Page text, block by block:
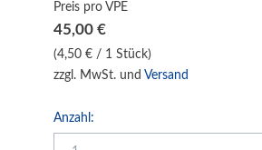
Buchbinderzubehör / Heißleim Kaltleim
Selbstklebeprodukte-Selbstklebetaschen
Bindemaschinen
Laminiersysteme
Schneidesysteme
Preis pro VPE
45,00 €
(4,50 € / 1 Stück)
zzgl. MwSt. und Versand
Anzahl: